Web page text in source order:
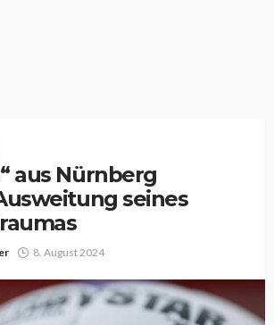
aus Nürnberg
seines
8. August 2024